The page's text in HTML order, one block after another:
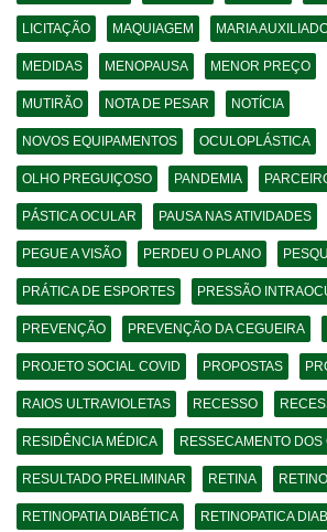
LICITAÇÃO MAQUIAGEM MARIA
MEDIDAS MENOPAUSA MENOR PREÇO
MUTIRÃO NOTA DE PESAR NOTÍCIA
NOVOS EQUIPAMENTOS OCULOPLÁSTICA
OLHO PREGUIÇOSO PANDEMIA
PÁSTICA OCULAR PAUSA NAS ATIVIDADES
PEGUE A VISÃO PERDEU O PLANO
PRÁTICA DE ESPORTES PRESSÃO
PREVENÇÃO PREVENÇÃO DA CEGUEIRA
PROJETO SOCIAL COVID PROPOSTAS
RAIOS ULTRAVIOLETAS RECESSO
RESIDÊNCIA MÉDICA RESSECAMENTO DOS
RESULTADO PRELIMINAR RETINA
RETINOPATIA DIABÉTICA RETINOPATICA